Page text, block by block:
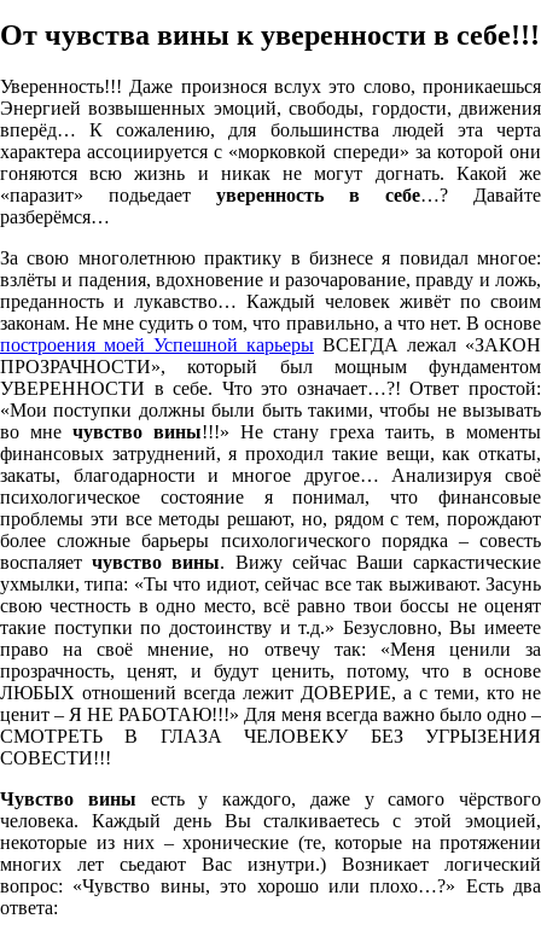
От чувства вины к уверенности в себе!!!
Уверенность!!! Даже произнося вслух это слово, проникаешься
Энергией возвышенных эмоций, свободы, гордости, движения
вперёд… К сожалению, для большинства людей эта черта
характера ассоциируется с «морковкой спереди» за которой они
гоняются всю жизнь и никак не могут догнать. Какой же
«паразит» подьедает уверенность в себе…? Давайте
разберёмся…
За свою многолетнюю практику в бизнесе я повидал многое:
взлёты и падения, вдохновение и разочарование, правду и ложь,
преданность и лукавство… Каждый человек живёт по своим
законам. Не мне судить о том, что правильно, а что нет. В основе
построения моей Успешной карьеры ВСЕГДА лежал «ЗАКОН
ПРОЗРАЧНОСТИ», который был мощным фундаментом
УВЕРЕННОСТИ в себе. Что это означает…?! Ответ простой:
«Мои поступки должны были быть такими, чтобы не вызывать
во мне чувство вины!!!» Не стану греха таить, в моменты
финансовых затруднений, я проходил такие вещи, как откаты,
закаты, благодарности и многое другое… Анализируя своё
психологическое состояние я понимал, что финансовые
проблемы эти все методы решают, но, рядом с тем, порождают
более сложные барьеры психологического порядка – совесть
воспаляетчувство вины. Вижу сейчас Ваши саркастические
ухмылки, типа: «Ты что идиот, сейчас все так выживают. Засунь
свою честность в одно место, всё равно твои боссы не оценят
такие поступки по достоинству и т.д.» Безусловно, Вы имеете
право на своё мнение, но отвечу так: «Меня ценили за
прозрачность, ценят, и будут ценить, потому, что в основе
ЛЮБЫХ отношений всегда лежит ДОВЕРИЕ, а с теми, кто не
ценит – Я НЕ РАБОТАЮ!!!» Для меня всегда важно было одно –
СМОТРЕТЬ В ГЛАЗА ЧЕЛОВЕКУ БЕЗ УГРЫЗЕНИЯ
СОВЕСТИ!!!
Чувство вины есть у каждого, даже у самого чёрствого
человека. Каждый день Вы сталкиваетесь с этой эмоцией,
некоторые из них – хронические (те, которые на протяжении
многих лет сьедают Вас изнутри.) Возникает логический
вопрос: «Чувство вины, это хорошо или плохо…?» Есть два
ответа: